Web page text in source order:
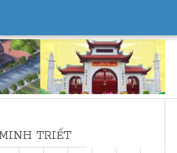
NHÀ THỜ HỌ